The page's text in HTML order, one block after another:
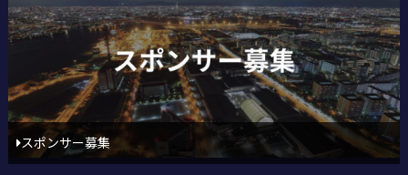
スポンサー募集